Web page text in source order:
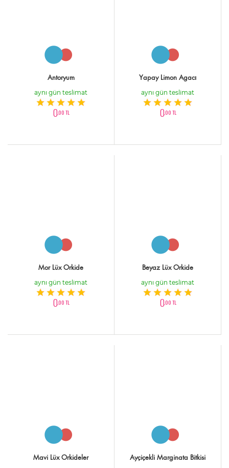
Antoryum
aynı gün teslimat
0,00 TL
Yapay Limon Agacı
aynı gün teslimat
0,00 TL
Mor Lüx Orkide
aynı gün teslimat
0,00 TL
Beyaz Lüx Orkide
aynı gün teslimat
0,00 TL
Mavi Lüx Orkideler Ayçiçekli Marginata Bitkisi